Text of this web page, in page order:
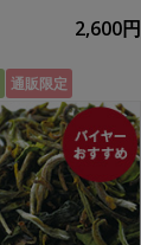
2,600円
通販限定